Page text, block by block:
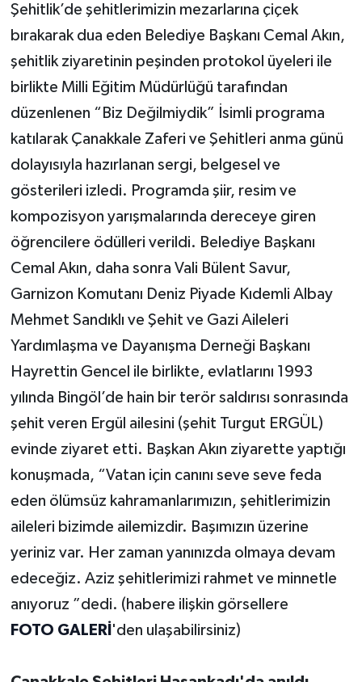
Şehitlik’de şehitlerimizin mezarlarına çiçek
bırakarak dua eden Belediye Başkanı Cemal Akın,
şehitlik ziyaretinin peşinden protokol üyeleri ile
birlikte Milli Eğitim Müdürlüğü tarafından
düzenlenen “Biz Değilmiydik” İsimli programa
katılarak Çanakkale Zaferi ve Şehitleri anma günü
dolayısıyla hazırlanan sergi, belgesel ve
gösterileri izledi. Programda şiir, resim ve
kompozisyon yarışmalarında dereceye giren
öğrencilere ödülleri verildi. Belediye Başkanı
Cemal Akın, daha sonra Vali Bülent Savur,
Garnizon Komutanı Deniz Piyade Kıdemli Albay
Mehmet Sandıklı ve Şehit ve Gazi Aileleri
Yardımlaşma ve Dayanışma Derneği Başkanı
Hayrettin Gencel ile birlikte, evlatlarını 1993
yılında Bingöl’de hain bir terör saldırısı sonrasında
şehit veren Ergül ailesini (şehit Turgut ERGÜL)
evinde ziyaret etti. Başkan Akın ziyarette yaptığı
konuşmada, “Vatan için canını seve seve feda
eden ölümsüz kahramanlarımızın, şehitlerimizin
aileleri bizimde ailemizdir. Başımızın üzerine
yeriniz var. Her zaman yanınızda olmaya devam
edeceğiz. Aziz şehitlerimizi rahmet ve minnetle
anıyoruz ”dedi. (habere ilişkin görsellere
FOTO GALERİ 'den ulaşabilirsiniz)